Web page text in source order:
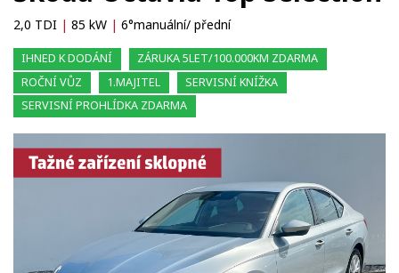
2,0 TDI | 85 kW | 6°manuální/ přední
IHNED K DODÁNÍ
ZÁRUKA 5LET/100.000KM ZDARMA
ROČNÍ VŮZ
1.MAJITEL
SERVISNÍ KNÍŽKA
SERVISNÍ PROHLÍDKA ZDARMA